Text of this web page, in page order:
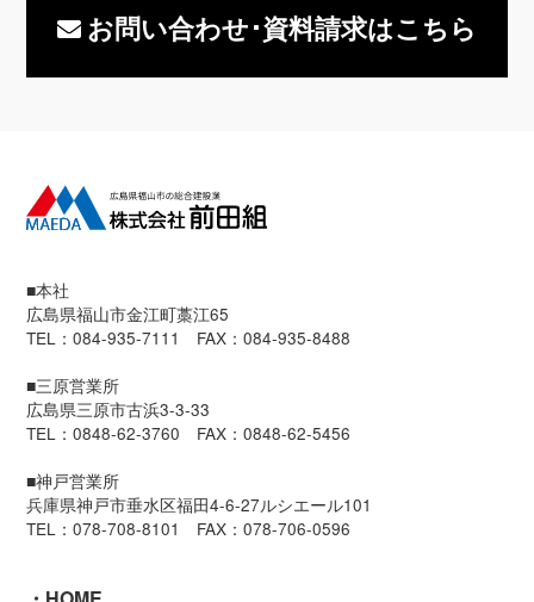
お問い合わせ･資料請求はこちら
■本社
広島県福山市金江町藁江65
TEL：084-935-7111 FAX：084-935-8488
■三原営業所
広島県三原市古浜3-3-33
TEL：0848-62-3760 FAX：0848-62-5456
■神戸営業所
兵庫県神戸市垂水区福田4-6-27ルシエール101
TEL：078-708-8101 FAX：078-706-0596